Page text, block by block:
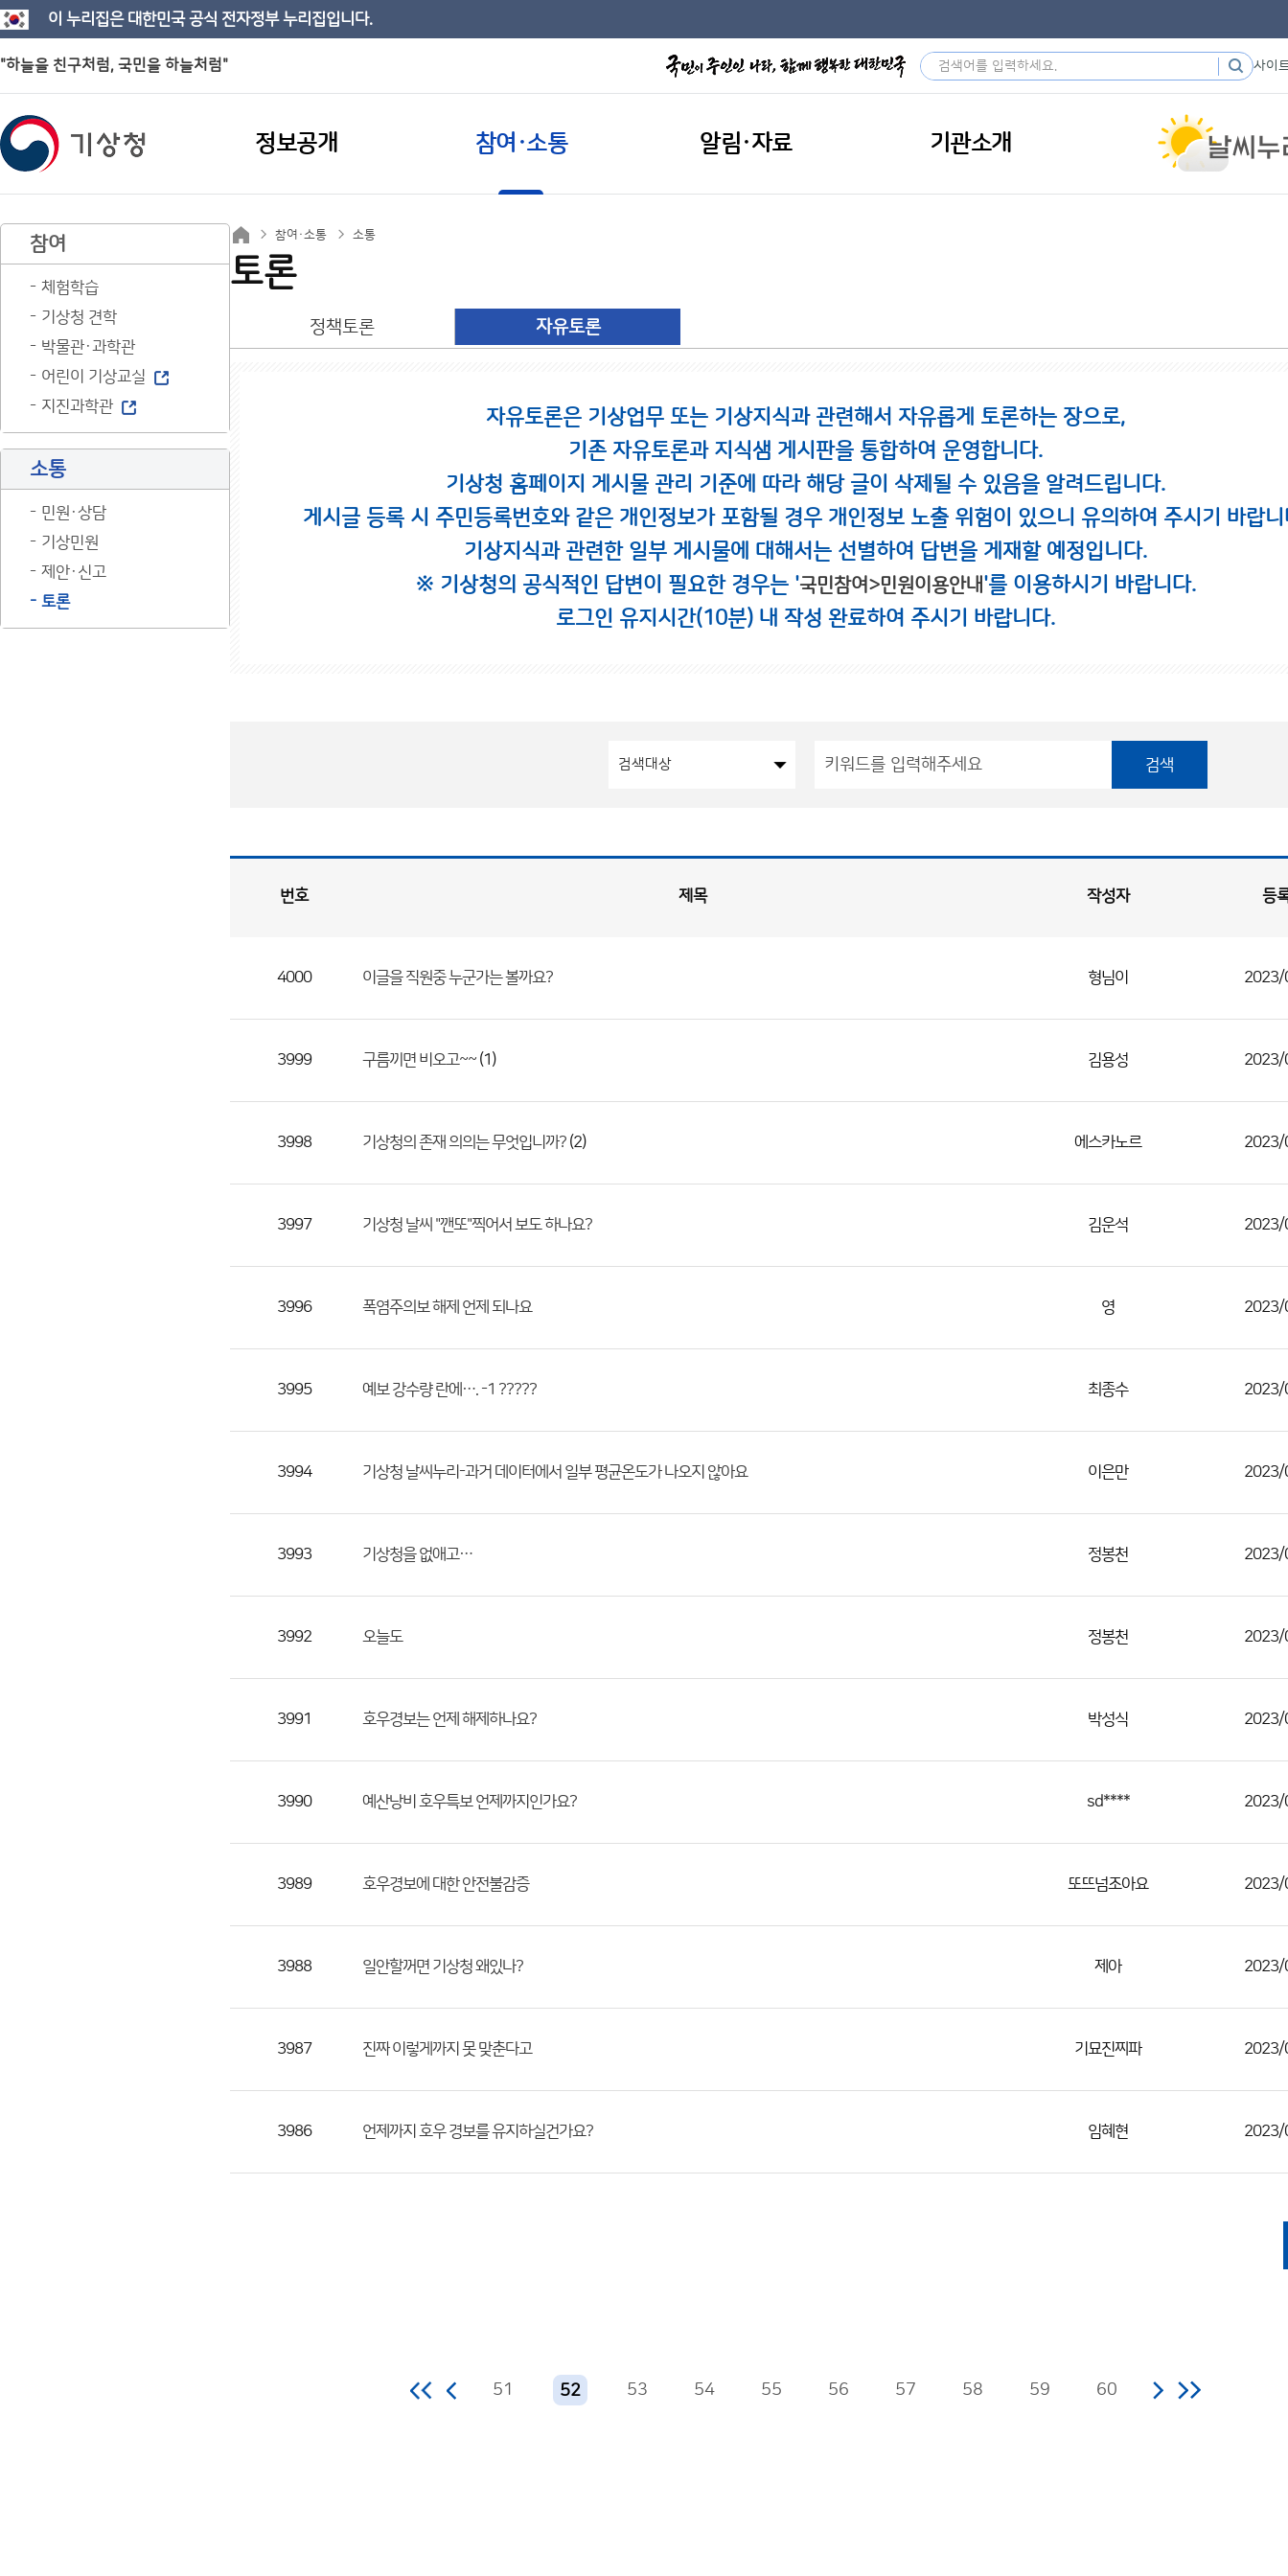
이 누리집은 대한민국 공식 전자정부 누리집입니다.
"하늘을 친구처럼, 국민을 하늘처럼" 사이
정보공개 참여·소통 알림·자료 기관소개
참여
체험학습
기상청 견학
박물관·과학관
어린이 기상교실
지진과학관
소통
민원·상담
기상민원
제안·신고
토론
참여·소통 소통
토론
정책토론 자유토론
자유토론은 기상업무 또는 기상지식과 관련해서 자유롭게 토론하는 장으로,
기존 자유토론과 지식샘 게시판을 통합하여 운영합니다.
기상청 홈페이지 게시물 관리 기준에 따라 해당 글이 삭제될 수 있음을 알려드립니다.
게시글 등록 시 주민등록번호와 같은 개인정보가 포함될 경우 개인정보 노출 위험이 있으니 유의하여 주시기 바랍니
기상지식과 관련한 일부 게시물에 대해서는 선별하여 답변을 게재할 예정입니다.
※ 기상청의 공식적인 답변이 필요한 경우는 '국민참여>민원이용안내'를 이용하시기 바랍니다.
로그인 유지시간(10분) 내 작성 완료하여 주시기 바랍니다.
검색
로
제
성
다.
번호 제목 작성자 등
4000 이글을 직원중 누군가는 볼까요? 형님이 2023/
3999 구름끼면 비오고~~ (1) 김용성 2023/
3998 기상청의 존재 의의는 무엇입니까? (2) 에스카노르 2023/
3997 기상청 날씨 "깬또"찍어서 보도 하나요? 김운석 2023/
3996 폭염주의보 해제 언제 되나요 영 2023/
3995 예보 강수량 란에…. -1 ????? 최종수 2023/
3994 기상청 날씨누리-과거 데이터에서 일부 평균온도가 나오지 않아요 이은만 2023/
3993 기상청을 없애고… 정봉천 2023/
3992 오늘도 정봉천 2023/
3991 호우경보는 언제 해제하나요? 박성식 2023/
3990 예산낭비 호우특보 언제까지인가요? sd**** 2023/
3989 호우경보에 대한 안전불감증 또뜨넘조아요 2023/
3988 일안할꺼면 기상청 왜있나? 제아 2023/
3987 진짜 이렇게까지 못 맞춘다고 기묘진찌파 2023/
3986 언제까지 호우 경보를 유지하실건가요? 임혜현 2023/
51 52 53 54 55 56 57 58 59 60